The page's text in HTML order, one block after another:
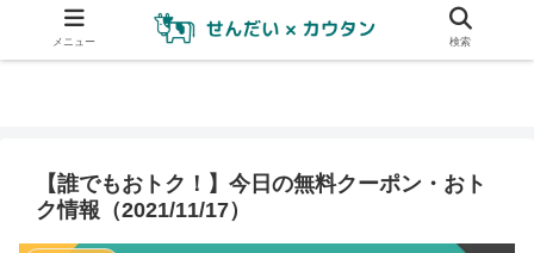
【誰でもおトク！】今日の無料クーポン・おト
ク情報（2021/11/17）
メニュー 検索